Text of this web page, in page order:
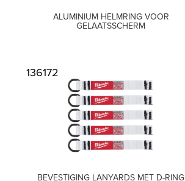
ALUMINIUM HELMRING VOOR
GELAATSSCHERM
136172
BEVESTIGING LANYARDS MET D-RING